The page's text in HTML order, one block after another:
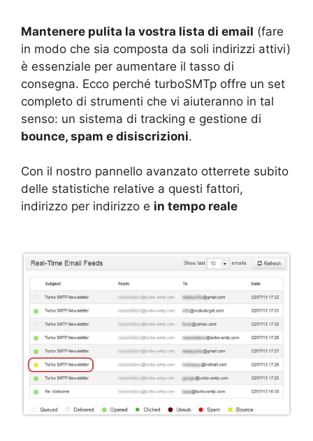
Mantenere pulita la vostra lista di email (fare
in modo che sia composta da soli indirizzi attivi)
è essenziale per aumentare il tasso di
consegna. Ecco perché turboSMTp offre un set
completo di strumenti che vi aiuteranno in tal
senso: un sistema di tracking e gestione di
bounce, spam e disiscrizioni.
Con il nostro pannello avanzato otterrete subito
delle statistiche relative a questi fattori,
indirizzo per indirizzo e in tempo reale